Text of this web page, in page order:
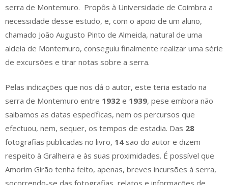
serra de Montemuro. ​ Propôs à Universidade de Coimbra a
necessidade desse estudo, e, com o apoio de um aluno,
chamado João Augusto Pinto de Almeida, natural de uma
aldeia de Montemuro, conseguiu finalmente realizar uma série
de excursões e tirar notas sobre a serra.
Pelas indicações que nos dá o autor, este teria estado na
serra de Montemuro entre 1932 e 1939, pese embora não
saibamos as datas específicas, nem os percursos que
efectuou, nem, sequer, os tempos de estadia. Das 28
fotografias publicadas no livro, 14 são do autor e dizem
respeito à Gralheira e às suas proximidades. É possível que
Amorim Girão tenha feito, apenas, breves incursões à serra,